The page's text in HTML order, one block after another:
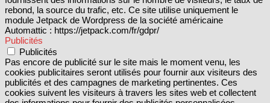
rebond, la source du trafic, etc. Ce site utilise uniquement le
module Jetpack de Wordpress de la société américaine
Automattic : https://jetpack.com/fr/gdpr/
Publicités
Publicités
Pas encore de publicité sur le site mais le moment venu, les
cookies publicitaires seront utilisés pour fournir aux visiteurs des
publicités et des campagnes de marketing pertinentes. Ces
cookies suivent les visiteurs à travers les sites web et collectent